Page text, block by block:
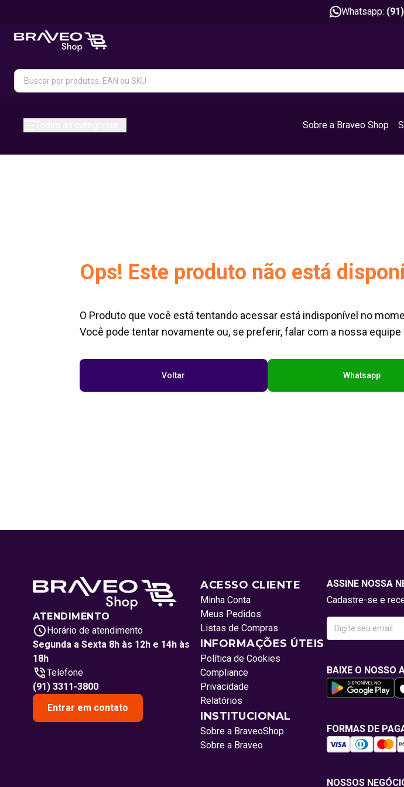
Whatsapp:
Sobre a Braveo Shop
Ops! Este produto não está
O Produto que você está tentando acessar está indisponível no
Você pode tentar novamente ou, se preferir, falar com a nossa
Voltar Whatsapp
ATENDIMENTO
Horário de atendimento
Segunda a Sexta 8h às 12h e 14h às
18h
Telefone
(91) 3311-3800
Entrar em contato
ACESSO CLIENTE
Minha Conta
Meus Pedidos
Listas de Compras
INFORMAÇÕES ÚTEIS
Política de Cookies
Compliance
Privacidade
Relatórios
INSTITUCIONAL
Sobre a BraveoShop
Sobre a Braveo
ASSINE NOSSA
Cadastre-se e
BAIXE O NOSSO
FORMAS DE
NOSSOS